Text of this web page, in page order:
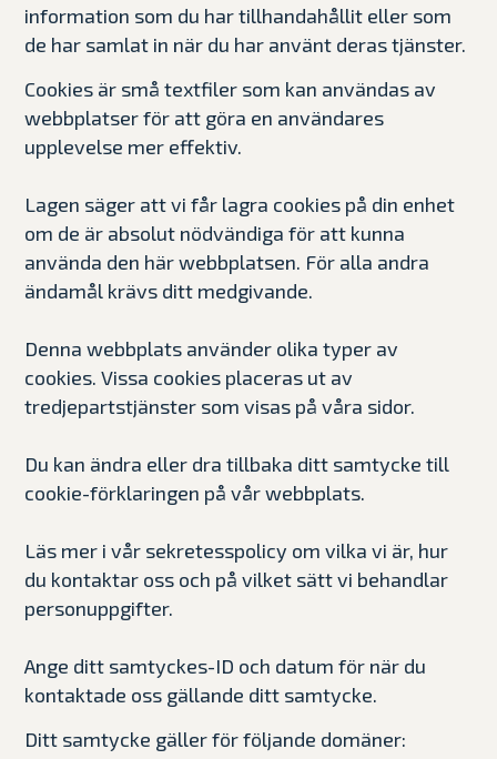
information som du har tillhandahållit eller som
de har samlat in när du har använt deras tjänster.
Cookies är små textfiler som kan användas av
webbplatser för att göra en användares
upplevelse mer effektiv.
Lagen säger att vi får lagra cookies på din enhet
om de är absolut nödvändiga för att kunna
använda den här webbplatsen. För alla andra
ändamål krävs ditt medgivande.
Denna webbplats använder olika typer av
cookies. Vissa cookies placeras ut av
tredjepartstjänster som visas på våra sidor.
Du kan ändra eller dra tillbaka ditt samtycke till
cookie-förklaringen på vår webbplats.
Läs mer i vår sekretesspolicy om vilka vi är, hur
du kontaktar oss och på vilket sätt vi behandlar
personuppgifter.
Ange ditt samtyckes-ID och datum för när du
kontaktade oss gällande ditt samtycke.
Ditt samtycke gäller för följande domäner: